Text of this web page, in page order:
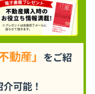
動産」 をご紹
可能！